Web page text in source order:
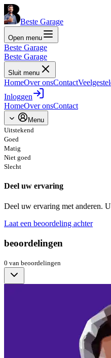
Beste Garage
Open menu
Beste Garage
Beste Garage
Sluit menu
HomeOver onsContact
Inloggen
HomeOver onsContact
Menu
Uitstekend
Goed
Matig
Niet goed
Slecht
Deel uw ervaring
Deel uw ervaring met anderen.
Laat een beoordeling achter
beoordelingen
0 van beoordelingen